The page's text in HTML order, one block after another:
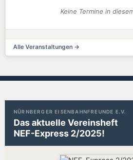
Keine Termine in
Alle Veranstaltungen →
NÜRNBERGER EISENBAHNFREUNDE E.V.
Das aktuelle Vereinsheft
NEF-Express 2/2025!